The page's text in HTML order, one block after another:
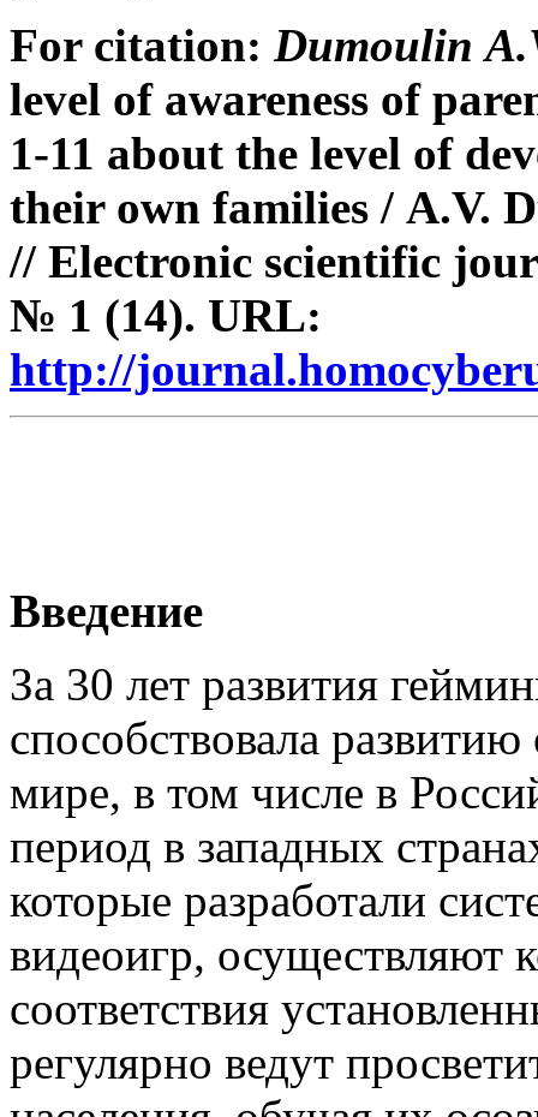
For citation: Dumoulin
level of awareness of
1-11 about the level of
their own families / A.V.
// Electronic scientific
№ 1 (14). URL:
http://
Введение
За 30 лет развития
способствовала
мире, в том числе в
период в западных
которые разработали
видеоигр, осуществляют
соответствия
регулярно ведут